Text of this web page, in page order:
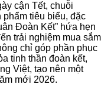
cận Tết, chuỗi
tiêu biểu, đặc
Đoàn Kết” hứa hẹn
trải nghiệm mua sắm
chỉ góp phần phục
tinh thần đoàn kết,
Việt, tạo nên một
mới 2026.